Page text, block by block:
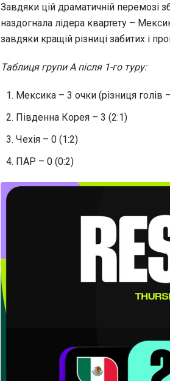
Завдяки цій драматичній перемозі
наздогнала лідера квартету –
завдяки кращій різниці забитих і
Таблиця групи А після 1-го туру:
Мексика – 3 очки (різниця голів
Південна Корея – 3 (2:1)
Чехія – 0 (1:2)
ПАР – 0 (0:2)